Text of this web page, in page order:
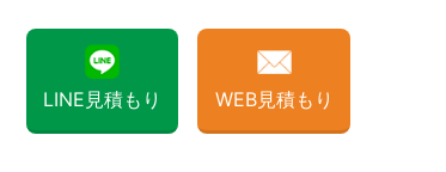
LINE見積もり WEB見積もり